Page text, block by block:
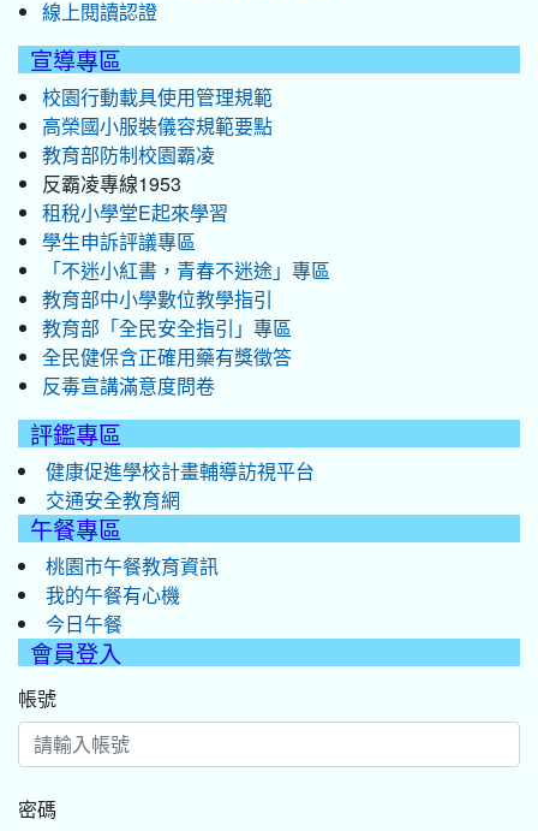
線上閱讀認證
宣導專區
校園行動載具使用管理規範
高榮國小服裝儀容規範要點
教育部防制校園霸凌
反霸凌專線1953
租稅小學堂E起來學習
學生申訴評議專區
「不迷小紅書，青春不迷途」專區
教育部中小學數位教學指引
教育部「全民安全指引」專區
全民健保含正確用藥有獎徵答
反毒宣講滿意度問卷
評鑑專區
健康促進學校計畫輔導訪視平台
交通安全教育網
午餐專區
桃園市午餐教育資訊
我的午餐有心機
今日午餐
會員登入
帳號
密碼